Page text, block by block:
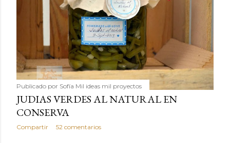
Publicado por Sofía Mil ideas mil proyectos
JUDIAS VERDES AL NATURAL EN
CONSERVA
Compartir 52 comentarios